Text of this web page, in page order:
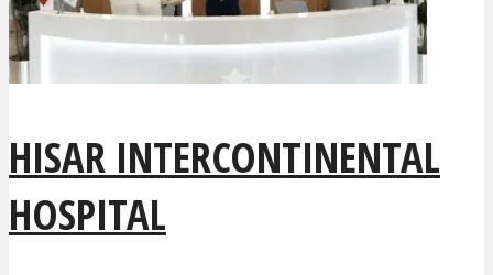
HISAR INTERCONTINENTAL
HOSPITAL